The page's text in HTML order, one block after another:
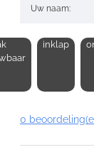
Uw naam:
Opmerking:
Note:
inklap
0